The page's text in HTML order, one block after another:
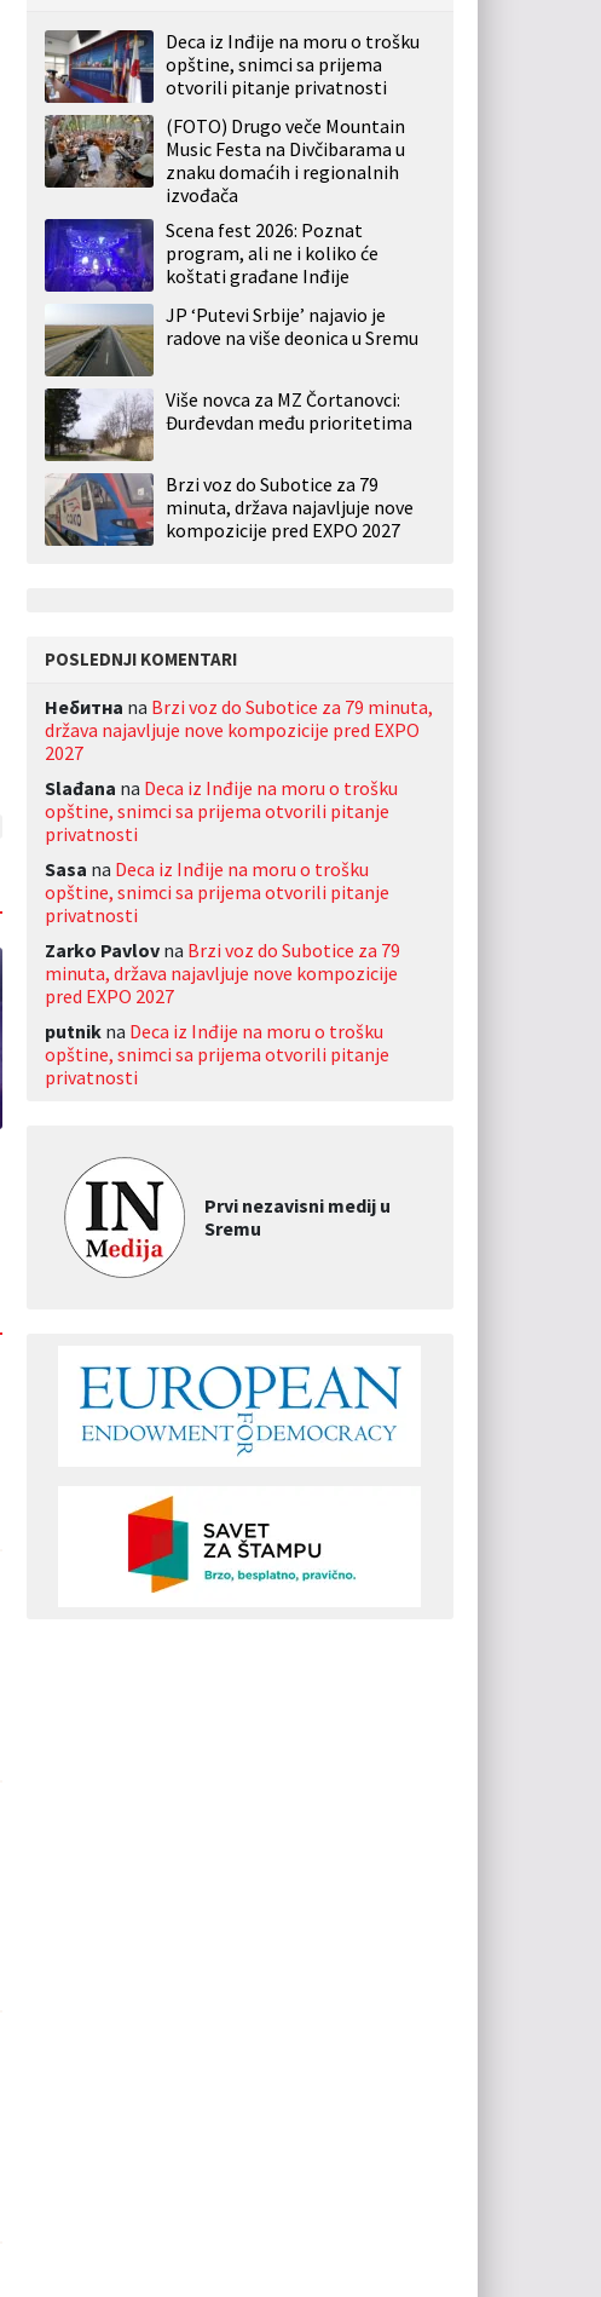
Deca iz Inđije na moru o trošku
opštine, snimci sa prijema
otvorili pitanje privatnosti
(FOTO) Drugo veče Mountain
Music Festa na Divčibarama u
znaku domaćih i regionalnih
izvođača
Scena fest 2026: Poznat
program, ali ne i koliko će
koštati građane Inđije
JP ‘Putevi Srbije’ najavio je
radove na više deonica u Sremu
Više novca za MZ Čortanovci:
Đurđevdan među prioritetima
Brzi voz do Subotice za 79
minuta, država najavljuje nove
kompozicije pred EXPO 2027
POSLEDNJI KOMENTARI
Небитна na Brzi voz do Subotice za 79 minuta,
država najavljuje nove kompozicije pred EXPO
2027
Slađana na Deca iz Inđije na moru o trošku
opštine, snimci sa prijema otvorili pitanje
privatnosti
Sasa na Deca iz Inđije na moru o trošku
opštine, snimci sa prijema otvorili pitanje
privatnosti
Zarko Pavlovna Brzi voz do Subotice za 79
minuta, država najavljuje nove kompozicije
pred EXPO 2027
putnikna Deca iz Inđije na moru o trošku
opštine, snimci sa prijema otvorili pitanje
privatnosti
Prvi nezavisni medij u
Sremu